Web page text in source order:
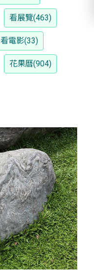
看展覽(463)
看電影(33)
花果曆(904)